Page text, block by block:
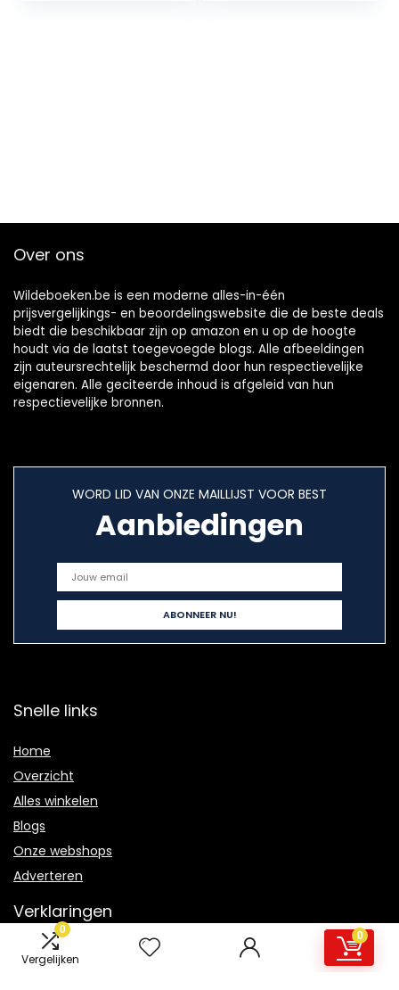
0
Vergelijken
0
Over ons
Wildeboeken.be is een moderne alles-in-één
prijsvergelijkings- en beoordelingswebsite die de beste deals
biedt die beschikbaar zijn op amazon en u op de hoogte
houdt via de laatst toegevoegde blogs. Alle afbeeldingen
zijn auteursrechtelijk beschermd door hun respectievelijke
eigenaren. Alle geciteerde inhoud is afgeleid van hun
respectievelijke bronnen.
WORD LID VAN ONZE MAILLIJST VOOR BEST
Aanbiedingen
Snelle links
Home
Overzicht
Alles winkelen
Blogs
Onze webshops
Adverteren
Verklaringen
Privacybeleid